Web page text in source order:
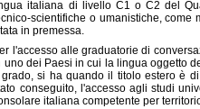
italiana di livello C1 o C2 del
scientifiche o umanistiche,
in premessa.
l'accesso alle graduatorie di
uno dei Paesi in cui la lingua oggetto
grado, si ha quando il titolo estero è
conseguito, l'accesso agli studi
italiana competente per